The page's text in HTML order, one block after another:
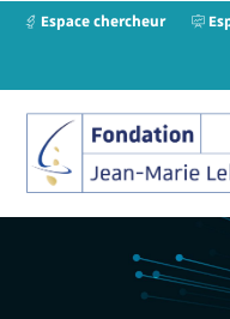
Espace chercheur